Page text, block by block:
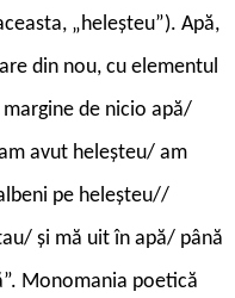
„heleșteu”). Apă,
din nou, cu elementul
de nicio apă/
avut heleșteu/ am
pe heleșteu//
și mă uit în apă/ până
Monomania poetică